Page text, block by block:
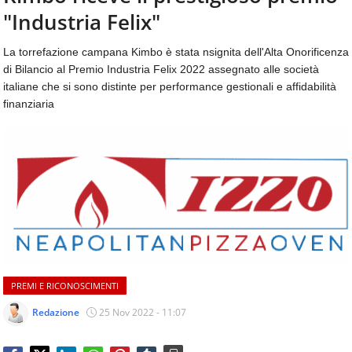
aggiornamenti
quotidiani
temi
come
ospitalità,
ristorazione,
beverage,
catering
e
articoli
sul
mondo
dei
consumi
fuoricasa,
CONTATTI
"Industria Felix"
La torrefazione campana Kimbo è stata nsignita dell'Alta Onorificenza
di Bilancio al Premio Industria Felix 2022 assegnato alle società
italiane che si sono distinte per performance gestionali e affidabilità
finanziaria
PREMI E RICONOSCIMENTI
Redazione 25 Nov 2022 - 11:07